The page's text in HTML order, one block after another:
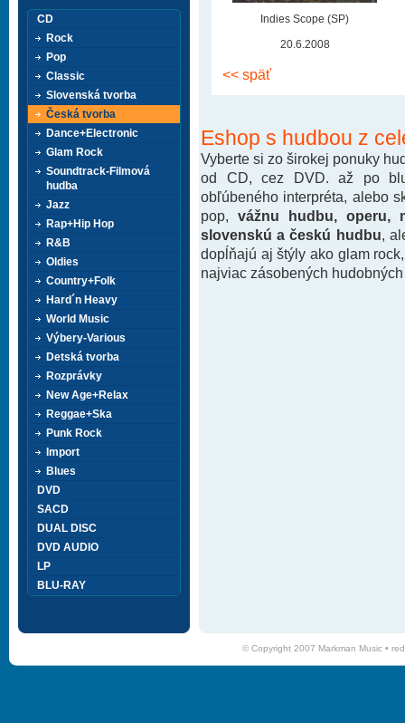
Indies Scope (SP)
20.6.2008
<< späť
Eshop s hudbou z
Vyberte si zo širokej ponuky
od CD, cez DVD. až po
obľúbeného interpréta, alebo
pop, vážnu hudbu, operu,
slovenskú a českú hudbu ,
dopĺňajú aj štýly ako glam
najviac zásobených
CD
Rock
Pop
Classic
Slovenská tvorba
Česká tvorba
Dance+Electronic
Glam Rock
Soundtrack-Filmová
hudba
Jazz
Rap+Hip Hop
R&B
Oldies
Country+Folk
Hard´n Heavy
World Music
Výbery-Various
Detská tvorba
Rozprávky
New Age+Relax
Reggae+Ska
Punk Rock
Import
Blues
DVD
SACD
DUAL DISC
DVD AUDIO
LP
BLU-RAY
© Copyright 2007 Markman Music •